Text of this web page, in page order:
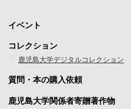
1
フ
ッ
タ
ー
イベント
コレクション
鹿児島大学デジタルコレクション
質問・本の購入依頼
鹿児島大学関係者寄贈著作物